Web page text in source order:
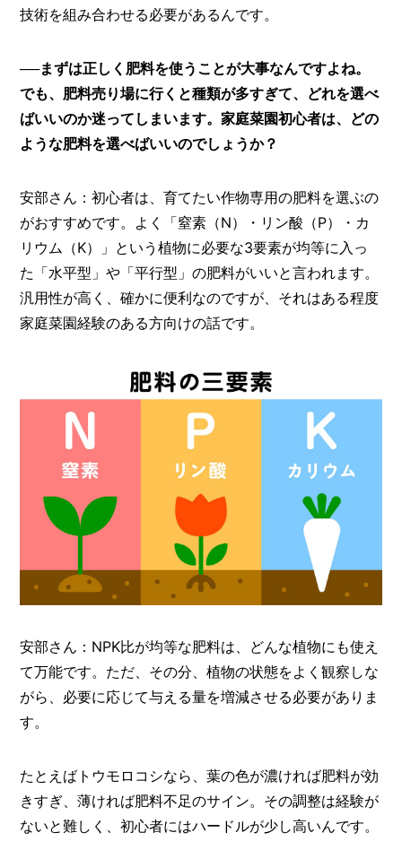
技術を組み合わせる必要があるんです。
──まずは正しく肥料を使うことが大事なんですよね。
でも、肥料売り場に行くと種類が多すぎて、どれを選べ
ばいいのか迷ってしまいます。家庭菜園初心者は、どの
ような肥料を選べばいいのでしょうか？
安部さん：初心者は、育てたい作物専用の肥料を選ぶの
がおすすめです。よく「窒素（N）・リン酸（P）・カ
リウム（K）」という植物に必要な3要素が均等に入っ
た「水平型」や「平行型」の肥料がいいと言われます。
汎用性が高く、確かに便利なのですが、それはある程度
家庭菜園経験のある方向けの話です。
安部さん：NPK比が均等な肥料は、どんな植物にも使え
て万能です。ただ、その分、植物の状態をよく観察しな
がら、必要に応じて与える量を増減させる必要がありま
す。
たとえばトウモロコシなら、葉の色が濃ければ肥料が効
きすぎ、薄ければ肥料不足のサイン。その調整は経験が
ないと難しく、初心者にはハードルが少し高いんです。